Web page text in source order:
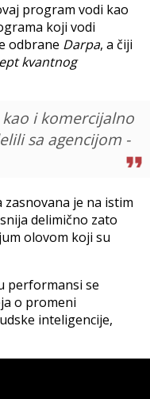
program vodi kao
koji vodi
odbrane Darpa, a čiji
kvantnog
i komercijalno
sa agencijom -
je na istim
delimično zato
olovom koji su
performansi se
o promeni
inteligencije,